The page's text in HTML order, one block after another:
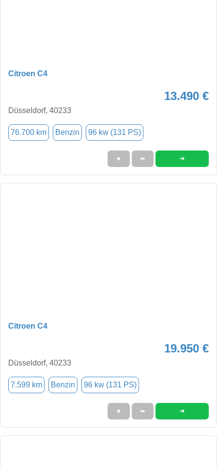
Citroen C4
13.490 €
Düsseldorf, 40233
76.700 km Benzin 96 kw (131 PS)
★ ➦ ➜
Citroen C4
19.950 €
Düsseldorf, 40233
7.599 km Benzin 96 kw (131 PS)
★ ➦ ➜